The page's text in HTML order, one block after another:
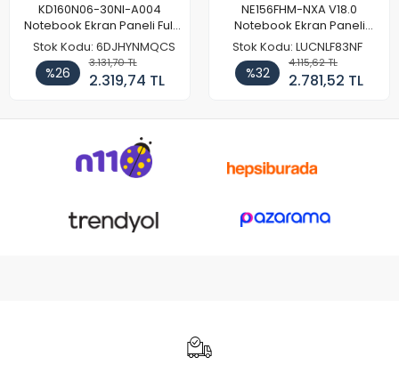
KD160N06-30NI-A004
Notebook Ekran Paneli Full
HD
Stok Kodu: 6DJHYNMQCS
%26
3.131,70 TL
2.319,74 TL
NE156FHM-NXA V18.0
Notebook Ekran Paneli
144Hz
Stok Kodu: LUCNLF83NF
%32
4.115,62 TL
2.781,52 TL